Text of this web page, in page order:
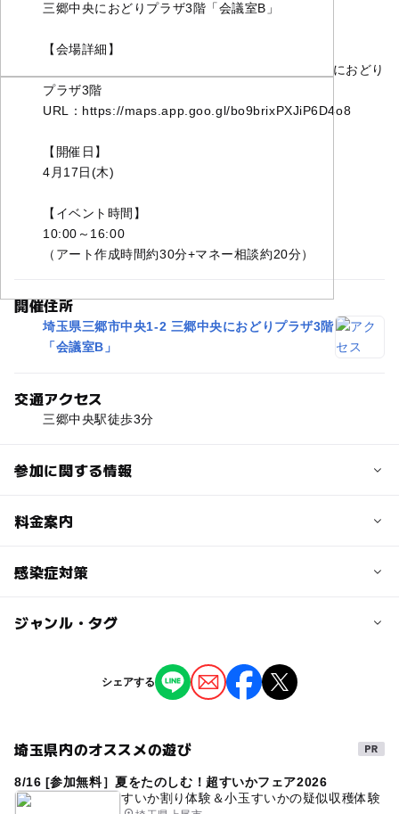
三郷中央におどりプラザ3階「会議室B」
【会場詳細】
住所：〒341-0038埼玉県三郷市中央1-2 三郷中央におどり
プラザ3階
URL：https://maps.app.goo.gl/bo9brixPXJiP6D4o8
【開催日】
4月17日(木)
【イベント時間】
10:00～16:00
（アート作成時間約30分+マネー相談約20分）
開催住所
埼玉県三郷市中央1-2 三郷中央におどりプラザ3階
「会議室B」
交通アクセス
三郷中央駅徒歩3分
参加に関する情報
定員
0歳･1歳･2歳の赤ちゃん(乳児･幼児)
3歳･4歳･5歳･6歳(幼児) 大人
予約/応募
予約必要
最終応募締切 2025-4-15(火)
料金案内
子供の料金
無料のイベントとなっております。
大人の料金詳細
無料のイベントとなっております。
感染症対策
安心してイベントにご参加いただくため、以下ご協力をよ
■ご自宅で検温してからお越しいただき37.5℃以上の場合
や体調不良の際は無理なさらずキャンセルをお願いしま
ます。
ジャンル・タグ
タグ
0歳 0歳OK 思い出 家族で思い出 思い出づくり
シェアする
埼玉県内のオススメの遊び
8/16 [参加無料］夏をたのしむ！超すいかフェア2026
すいか割り体験＆小玉すいかの疑似収穫体験